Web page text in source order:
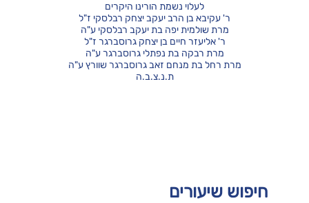
חיפוש שיעורים
לעלוי נשמת הורינו היקרים
ר' עקיבא בן הרב יעקב יצחק רבלסקי ז"ל
מרת שולמית יפה בת יעקב רבלסקי ע"ה
ר' אליעזר חיים בן יצחק גרוסברגר ז"ל
מרת רבקה בת נפתלי גרוסברגר ע"ה
מרת רחל בת מנחם זאב גרוסברגר שוורץ ע"ה
ת.נ.צ.ב.ה